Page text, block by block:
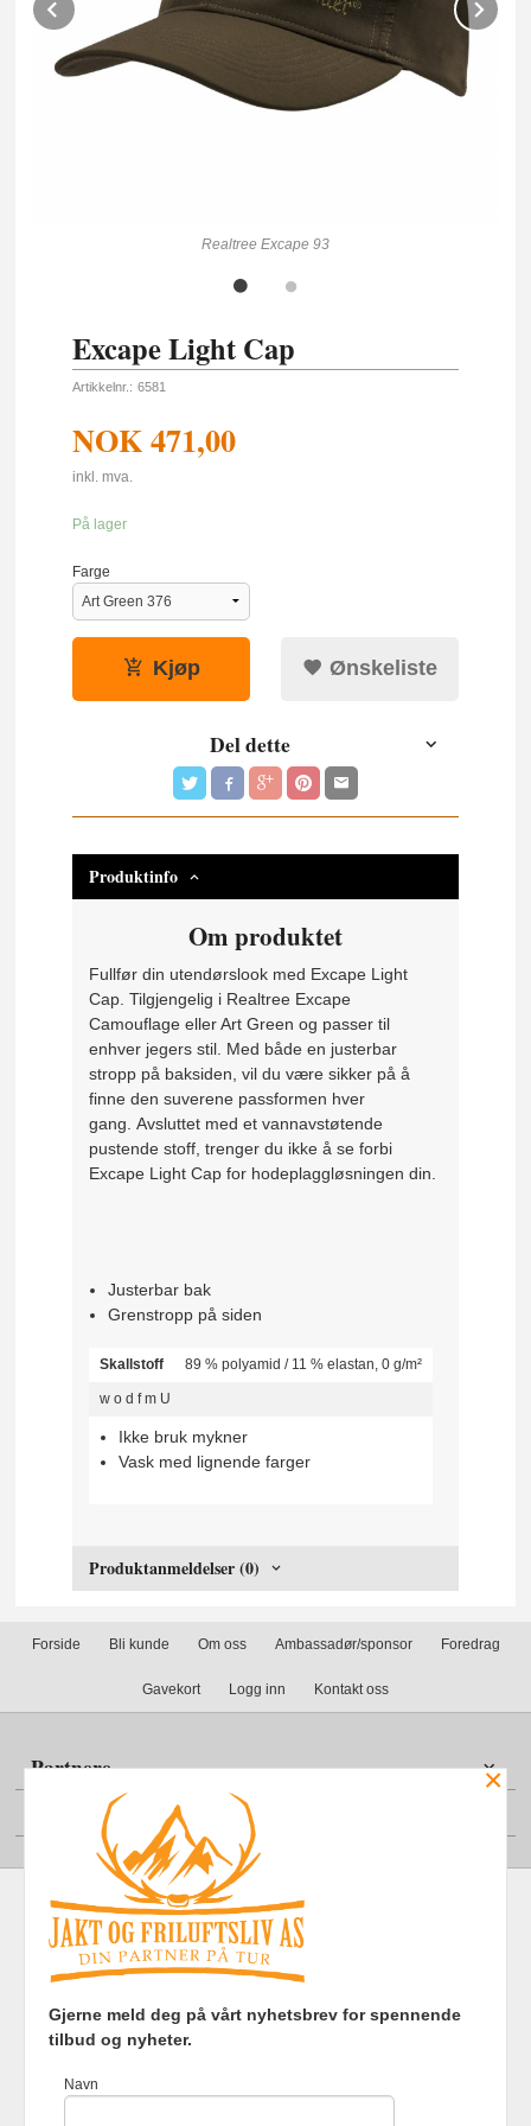
Realtree Excape 93
Prev
Excape Light Cap
Artikkelnr.: 6581
NOK471,00
inkl. mva.
På lager
Farge
Kjøp Ønskeliste
Del dette
Produktinfo
Om produktet
Fullfør din utendørslook med Excape Light
Cap. Tilgjengelig i Realtree Excape
Camouflage eller Art Green og passer til
enhver jegers stil. Med både en justerbar
stropp på baksiden, vil du være sikker på å
finne den suverene passformen hver
gang. Avsluttet med et vannavstøtende
pustende stoff, trenger du ikke å se forbi
Excape Light Cap for hodeplaggløsningen din.
Justerbar bak
Grenstropp på siden
Skallstoff 89 % polyamid / 11 % elastan, 0 g/m²
wodfm U
Ikke bruk mykner
Vask med lignende farger
Produktanmeldelser (0)
Forside Bli kunde Om oss Ambassadør/sponsor Foredrag
Gavekort Logg inn Kontakt oss
Partnere
Din konto
Frakt Kjøpsbetingelser Sikkerhet og personvern
Nyhetsbrev
Foretaksregisteret 920903363
×
Gjerne meld deg på vårt nyhetsbrev for spennende
tilbud og nyheter.
Navn